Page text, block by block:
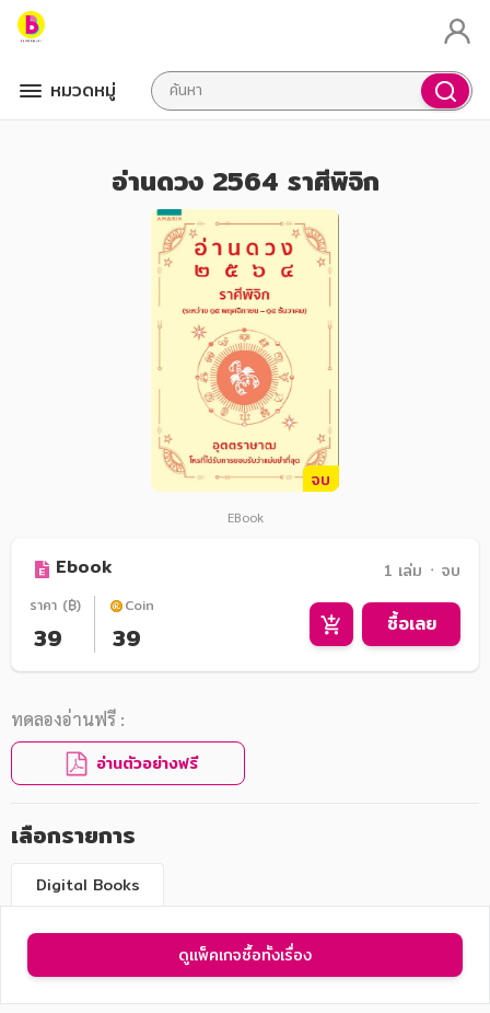
หมวดหมู่
อ่านดวง 2564 ราศีพิจิก
จบ
EBook
Ebook 1 เล่ม ᛫ จบ
ราคา (฿)
39
Coin
39 ซื้อเลย
ทดลองอ่านฟรี :
อ่านตัวอย่างฟรี
เลือกรายการ
Digital Books
ดูแพ็คเกจซื้อทั้งเรื่อง